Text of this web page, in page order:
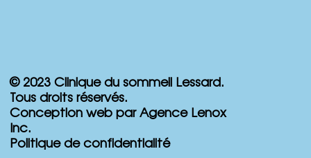
© 2023 Clinique du sommeil Lessard.
Tous droits réservés.
Conception web par Agence Lenox
Inc.
Politique de confidentialité